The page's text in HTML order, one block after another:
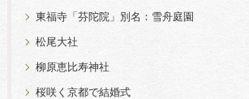
東福寺「芬陀院」別名：雪舟庭園
松尾大社
柳原恵比寿神社
桜咲く京都で結婚式